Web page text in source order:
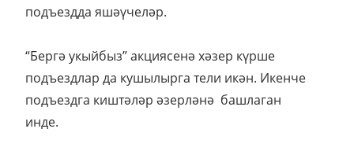
подъездда яшәүчеләр.
“Бергә укыйбыз” акциясенә хәзер күрше
подъездлар да кушылырга тели икән. Икенче
подъездга киштәләр әзерләнә башлаган
инде.